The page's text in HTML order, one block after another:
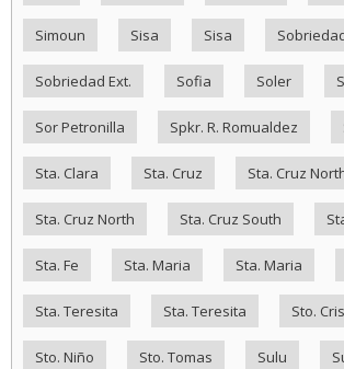
Simoun Sisa Sisa
Sobriedad Ext. Sofia Soler
Sor Petronilla Spkr. R. Romualdez
Sta. Clara Sta. Cruz Sta. Cruz
Sta. Cruz North Sta. Cruz South
Sta. Fe Sta. Maria Sta. Maria
Sta. Teresita Sta. Teresita Sto.
Sto. Niño Sto. Tomas Sulu